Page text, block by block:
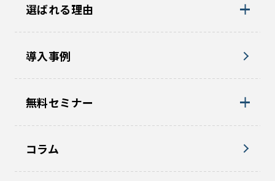
選ばれる理由
導入事例
無料セミナー
コラム